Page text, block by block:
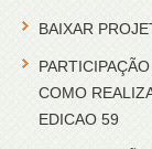
BAIXAR
COMO
EDICAO 59